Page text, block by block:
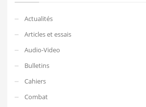
Actualités
Articles et essais
Audio-Video
Bulletins
Cahiers
Combat